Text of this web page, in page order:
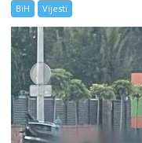
BiH Vijesti